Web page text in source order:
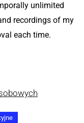
unlimited
recordings of my
each time.